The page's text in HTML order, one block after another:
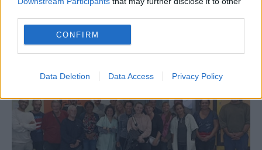
CONFIRM
Data Deletion Data Access Privacy Policy
À Paris et Amiens, les Ateliers qualification
insertion (AQI) embauchent et forment au titre
professionnel...
LA VIE À L'ÎLOT